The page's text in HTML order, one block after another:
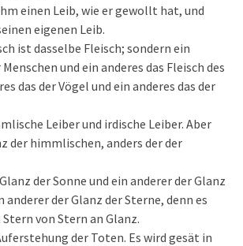
einen Leib, wie er gewollt hat, und
eigenen Leib.
ist dasselbe Fleisch; sondern ein
und ein anderes das Fleisch des
das der Vögel und ein anderes das der
Leiber und irdische Leiber. Aber
der himmlischen, anders der der
der Sonne und ein anderer der Glanz
anderer der Glanz der Sterne, denn es
von Stern an Glanz.
der Toten. Es wird gesät in